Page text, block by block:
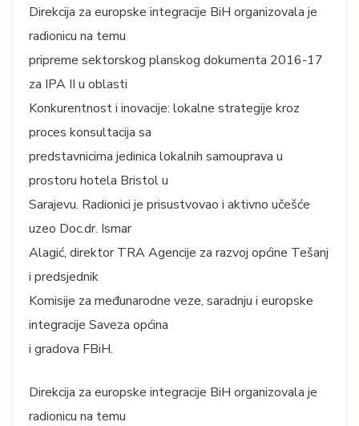
Direkcija za europske integracije BiH organizovala je
radionicu na temu
pripreme sektorskog planskog dokumenta 2016-17
za IPA II u oblasti
Konkurentnost i inovacije: lokalne strategije kroz
proces konsultacija sa
predstavnicima jedinica lokalnih samouprava u
prostoru hotela Bristol u
Sarajevu. Radionici je prisustvovao i aktivno učešće
uzeo Doc.dr. Ismar
Alagić, direktor TRA Agencije za razvoj općine Tešanj
i predsjednik
Komisije za međunarodne veze, saradnju i europske
integracije Saveza općina
i gradova FBiH.
Direkcija za europske integracije BiH organizovala je
radionicu na temu